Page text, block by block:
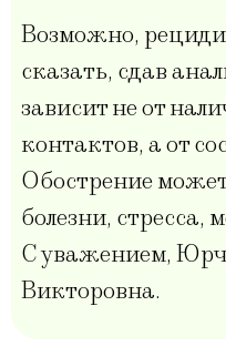
Возможно,
сказать, сдав
зависит не от
контактов, а от
Обострение
болезни, стресса,
С уважением,
Викторовна.